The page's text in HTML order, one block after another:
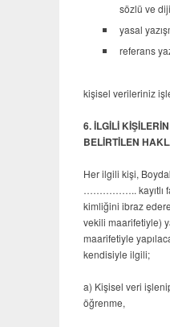
sözlü ve
yasal
referans
kişisel verileriniz
6. İLGİLİ
BELİRTİLEN
Her ilgili kişi,
…………….. kayıtlı
kimliğini ibraz
vekili maarifetiyle)
maarifetiyle
kendisiyle ilgili;
a) Kişisel veri
öğrenme,